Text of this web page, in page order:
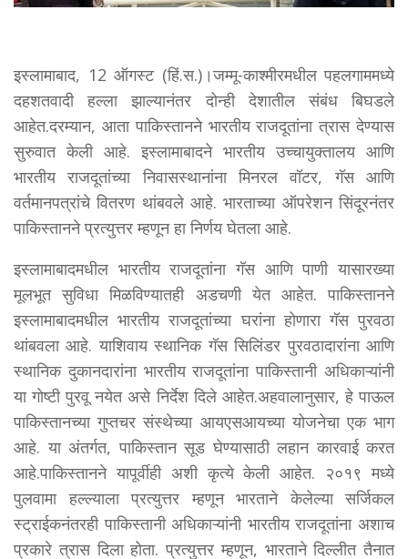
इस्लामाबाद, 12 ऑगस्ट (हिं.स.)।जम्मू-काश्मीरमधील पहलगाममध्ये
दहशतवादी हल्ला झाल्यानंतर दोन्ही देशातील संबंध बिघडले
आहेत.दरम्यान, आता पाकिस्तानने भारतीय राजदूतांना त्रास देण्यास
सुरुवात केली आहे. इस्लामाबादने भारतीय उच्चायुक्तालय आणि
भारतीय राजदूतांच्या निवासस्थानांना मिनरल वॉटर, गॅस आणि
वर्तमानपत्रांचे वितरण थांबवले आहे. भारताच्या ऑपरेशन सिंदूरनंतर
पाकिस्तानने प्रत्युत्तर म्हणून हा निर्णय घेतला आहे.
इस्लामाबादमधील भारतीय राजदूतांना गॅस आणि पाणी यासारख्या
मूलभूत सुविधा मिळविण्यातही अडचणी येत आहेत. पाकिस्तानने
इस्लामाबादमधील भारतीय राजदूतांच्या घरांना होणारा गॅस पुरवठा
थांबवला आहे. याशिवाय स्थानिक गॅस सिलिंडर पुरवठादारांना आणि
स्थानिक दुकानदारांना भारतीय राजदूतांना पाकिस्तानी अधिकाऱ्यांनी
या गोष्टी पुरवू नयेत असे निर्देश दिले आहेत.अहवालानुसार, हे पाऊल
पाकिस्तानच्या गुप्तचर संस्थेच्या आयएसआयच्या योजनेचा एक भाग
आहे. या अंतर्गत, पाकिस्तान सूड घेण्यासाठी लहान कारवाई करत
आहे.पाकिस्तानने यापूर्वीही अशी कृत्ये केली आहेत. २०१९ मध्ये
पुलवामा हल्ल्याला प्रत्युत्तर म्हणून भारताने केलेल्या सर्जिकल
स्ट्राईकनंतरही पाकिस्तानी अधिकाऱ्यांनी भारतीय राजदूतांना अशाच
प्रकारे त्रास दिला होता. प्रत्युत्तर म्हणून, भारताने दिल्लीत तैनात